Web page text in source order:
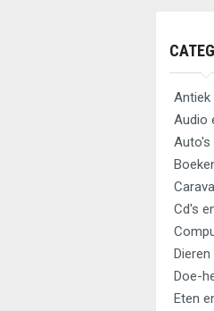
Antiek
Audio
Auto's
Cd's
Doe-
Eten